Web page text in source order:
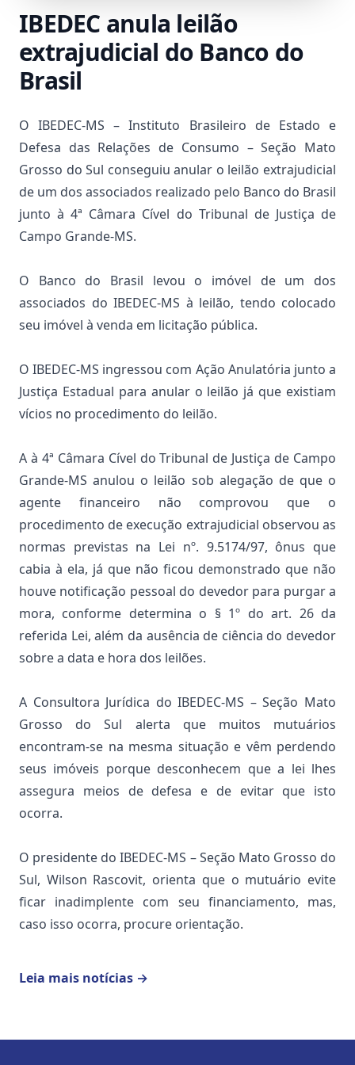
IBEDEC anula leilão
extrajudicial do Banco do
Brasil
O IBEDEC-MS – Instituto Brasileiro de Estado e
Defesa das Relações de Consumo – Seção Mato
Grosso do Sul conseguiu anular o leilão extrajudicial
de um dos associados realizado pelo Banco do Brasil
junto à 4ª Câmara Cível do Tribunal de Justiça de
Campo Grande-MS.
O Banco do Brasil levou o imóvel de um dos
associados do IBEDEC-MS à leilão, tendo colocado
seu imóvel à venda em licitação pública.
O IBEDEC-MS ingressou com Ação Anulatória junto a
Justiça Estadual para anular o leilão já que existiam
vícios no procedimento do leilão.
A à 4ª Câmara Cível do Tribunal de Justiça de Campo
Grande-MS anulou o leilão sob alegação de que o
agente financeiro não comprovou que o
procedimento de execução extrajudicial observou as
normas previstas na Lei nº. 9.5174/97, ônus que
cabia à ela, já que não ficou demonstrado que não
houve notificação pessoal do devedor para purgar a
mora, conforme determina o § 1º do art. 26 da
referida Lei, além da ausência de ciência do devedor
sobre a data e hora dos leilões.
A Consultora Jurídica do IBEDEC-MS – Seção Mato
Grosso do Sul alerta que muitos mutuários
encontram-se na mesma situação e vêm perdendo
seus imóveis porque desconhecem que a lei lhes
assegura meios de defesa e de evitar que isto
ocorra.
O presidente do IBEDEC-MS – Seção Mato Grosso do
Sul, Wilson Rascovit, orienta que o mutuário evite
ficar inadimplente com seu financiamento, mas,
caso isso ocorra, procure orientação.
Leia mais notícias →